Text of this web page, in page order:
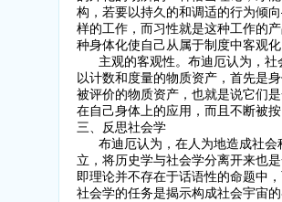
构，若要以持久的和调适的行为
样的工作，而习性就是这种工作的
种身体化使自己从属于制度中客观
主观的客观性。布迪厄认为，社
以计数和度量的物质资产，首先是
被评价的物质资产，也就是说它们
在自己身体上的应用，而且不断被
三、反思社会学
布迪厄认为，在人为地造成社会
立，将历史学与社会学分离开来也
即理论并不存在于话语性的命题中
社会学的任务是揭示构成社会宇宙